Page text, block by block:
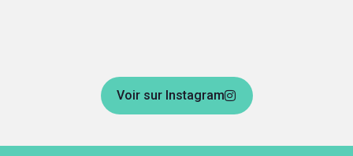
Voir sur Instagram